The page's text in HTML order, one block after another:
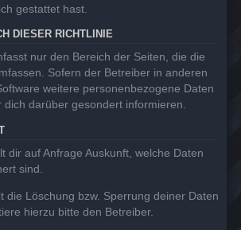
gestattet hast.
DIESER RICHTLINIE
nur den Bereich der Seiten, die die
Sofern der Betreiber in anderen
weitere personenbezogene Daten
darüber gesondert informieren.
dir auf Anfrage Auskunft, welche Daten
sind.
die Löschung bzw. Sperrung deiner Daten
hierzu bitte den Betreiber.